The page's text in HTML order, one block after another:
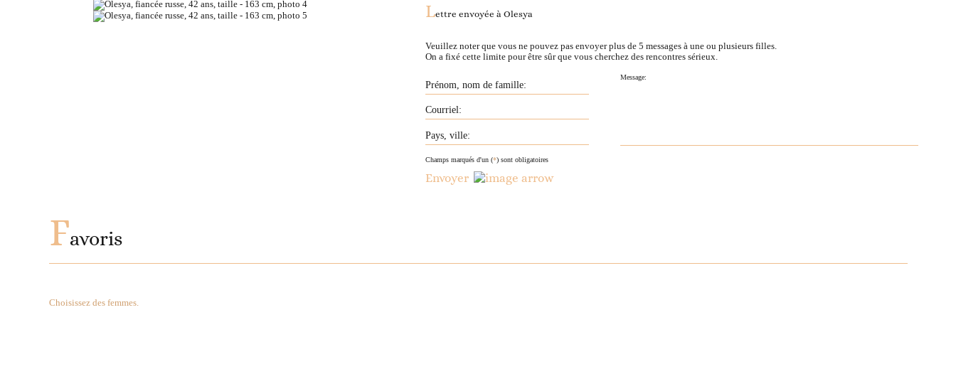
Lettre envoyée à Olesya
Veuillez noter que vous ne pouvez pas envoyer plus de 5 messages à une ou plusieurs filles.
On a fixé cette limite pour être sûr que vous cherchez des rencontres sérieux.
Champs marqués d'un (*) sont obligatoires
Envoyer
Favoris
Choisissez des femmes.